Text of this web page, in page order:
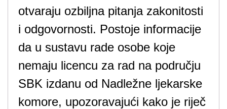
otvaraju ozbiljna pitanja zakonitosti
i odgovornosti. Postoje informacije
da u sustavu rade osobe koje
nemaju licencu za rad na području
SBK izdanu od Nadležne ljekarske
komore, upozoravajući kako je riječ